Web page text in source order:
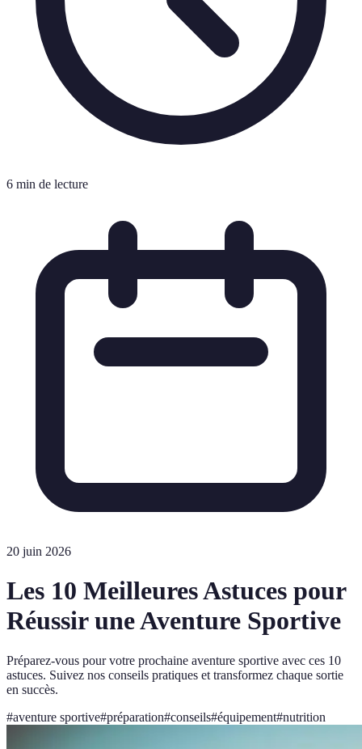
6 min de lecture
20 juin 2026
Les 10 Meilleures Astuces pour
Réussir une Aventure Sportive
Préparez-vous pour votre prochaine aventure sportive avec ces 10
astuces. Suivez nos conseils pratiques et transformez chaque sortie
en succès.
#aventure sportive#préparation#conseils#équipement#nutrition